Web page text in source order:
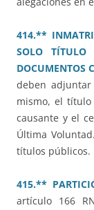
414.**
SOLO TÍTULO
DOCUMENTOS
deben
mismo, el
causante y el
Última
títulos públicos.
415.**
artículo 166